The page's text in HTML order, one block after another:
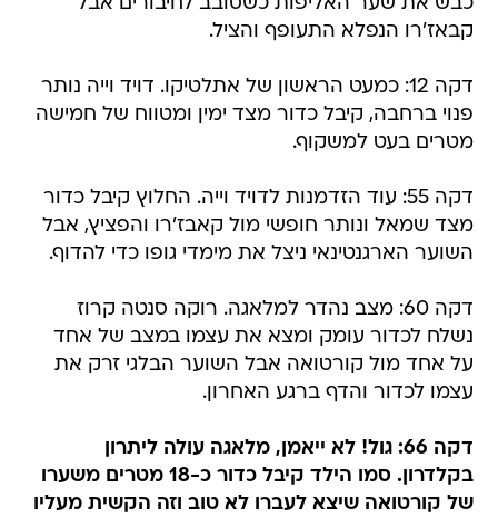
קבאז'רו הנפלא התעופף והציל.
דקה 12: כמעט הראשון של אתלטיקו. דויד וייה נותר
פנוי ברחבה, קיבל כדור מצד ימין ומטווח של חמישה
מטרים בעט למשקוף.
דקה 55: עוד הזדמנות לדויד וייה. החלוץ קיבל כדור
מצד שמאל ונותר חופשי מול קאבז'רו והפציץ, אבל
השוער הארגנטינאי ניצל את מימדי גופו כדי להדוף.
דקה 60: מצב נהדר למלאגה. רוקה סנטה קרוז
נשלח לכדור עומק ומצא את עצמו במצב של אחד
על אחד מול קורטואה אבל השוער הבלגי זרק את
עצמו לכדור והדף ברגע האחרון.
דקה 66: גול! לא ייאמן, מלאגה עולה ליתרון
בקלדרון. סמו הילד קיבל כדור כ-18 מטרים משערו
של קורטואה שיצא לעברו לא טוב וזה הקשית מעליו